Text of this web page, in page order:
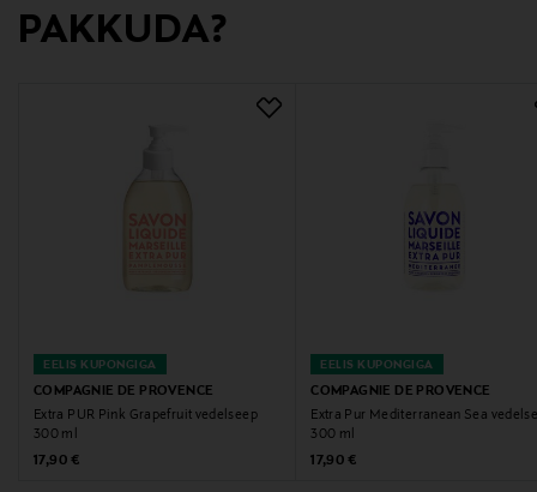
Tootja
13002 Marseille, France
Seep, käteseep, Marseille seep
PAKKUDA?
EELIS KUPONGIGA
COMPAGNIE DE PROVENCE
Extra PUR Pink Grapefruit vedelseep
300 ml
Original Price
17,90 €
EELIS KUPONGIGA
COMPAGNIE DE PROVENCE
Extra Pur Mediterranean Sea
300 ml
Original Price
17,90 €